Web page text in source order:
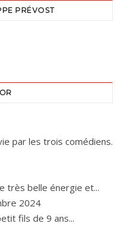
PRÉVOST
par les trois comédiens.
très belle énergie et...
2024
fils de 9 ans...